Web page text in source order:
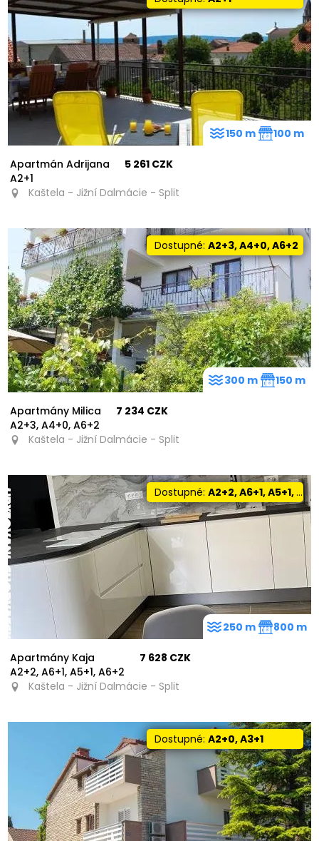
Apartmán Adrijana
A2+1
5 261 CZK
Kaštela - Jižní Dalmácie - Split
150 m 100 m
Dostupné:A2+3, A4+0, A6+2
Apartmány Milica
A2+3, A4+0, A6+2
7 234 CZK
Kaštela - Jižní Dalmácie - Split
300 m 150 m
Dostupné:A2+2, A6+1, A5+1, A6+2
Apartmány Kaja
A2+2, A6+1, A5+1, A6+2
7 628 CZK
Kaštela - Jižní Dalmácie - Split
250 m 800 m
Dostupné:A2+0, A3+1